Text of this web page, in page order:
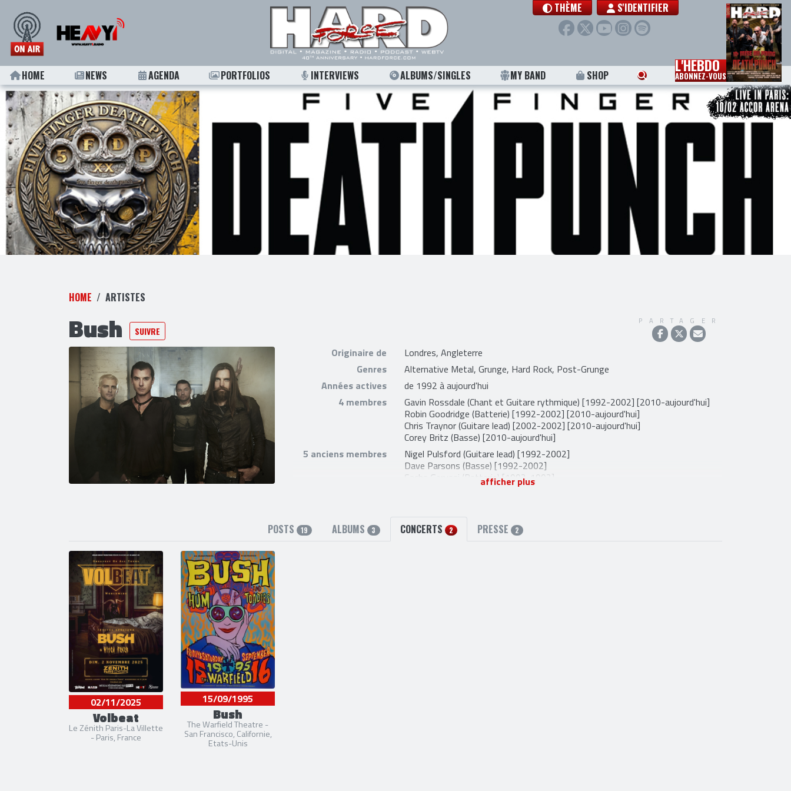
THÈME S'IDENTIFIER
HOME NEWS AGENDA PORTFOLIOS INTERVIEWS ALBUMS/SINGLES MY BAND SHOP L'HEBDO
ABONNEZ-VOUS
HOME ARTISTES
Bush SUIVRE
PARTAGER
Originaire de
Londres, Angleterre
Genres
Alternative Metal, Grunge, Hard Rock, Post-Grunge
Années actives
de 1992 à aujourd'hui
4 membres
Gavin Rossdale (Chant et Guitare rythmique) [1992-2002] [2010-aujourd'hui]
Robin Goodridge (Batterie) [1992-2002] [2010-aujourd'hui]
Chris Traynor(Guitare lead) [2002-2002] [2010-aujourd'hui]
Corey Britz (Basse) [2010-aujourd'hui]
5 anciens membres
Nigel Pulsford (Guitare lead) [1992-2002]
Dave Parsons (Basse) [1992-2002]
Sacha Gervasi (Batterie) [1992-1992]
(Batterie) [1992-1992]
afficher plus
POSTS 19 ALBUMS 3 CONCERTS 2 PRESSE 2
02/11/2025
Volbeat
Le Zénith Paris-La Villette
- Paris, France
15/09/1995
Bush
The Warfield Theatre -
San Francisco, Californie,
Etats-Unis